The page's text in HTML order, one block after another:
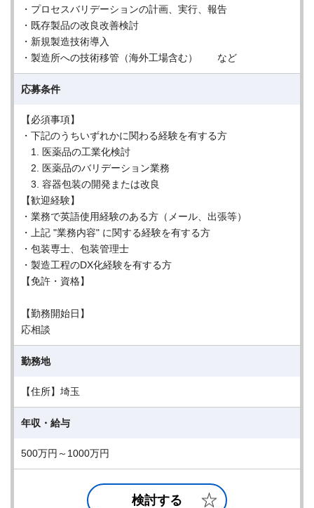
・プロセスバリデーションの計画、実行、報告
・既存製品の改良改善検討
・新規製造技術導入
・製造所への技術移管（海外工場含む） など
応募条件
【必須事項】
・下記のうちいずれかに関わる経験を有する方
1. 医薬品の工業化検討
2. 医薬品のバリデーション業務
3. 容器包装の開発または改良
【歓迎経験】
・業務で英語使用経験のある方（メール、出張等）
・上記 "業務内容" に関する経験を有する方
・包装専士、包装管理士
・製造工程のDX化経験を有する方
【免許・資格】
【勤務開始日】
応相談
勤務地
【住所】埼玉
年収・給与
500万円～1000万円
検討する